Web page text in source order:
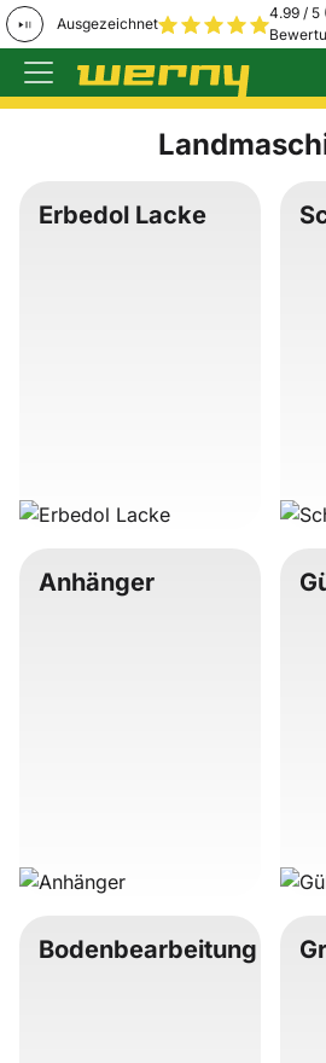
Ausgezeichnet
4.99 / 5
Zum Hauptinhalt
Erbedol Lacke
Anhänger
Bodenbearbeitung